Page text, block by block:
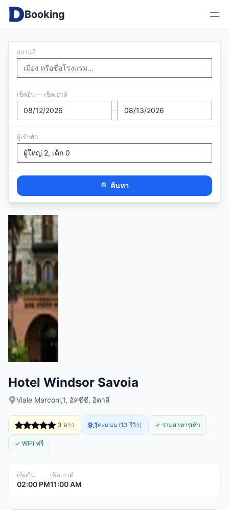
Booking
สถานที่
เช็คอิน — เช็คเอาต์
—
ผู้เข้าพัก
🔍 ค้นหา
Hotel Windsor Savoia
Viale Marconi,1, อัสซีซี, อิตาลี
3 ดาว 9.1คะแนน (13 รีวิว) ✓ รวมอาหารเช้า
✓ WiFi ฟรี
เช็คอิน
02:00 PM
เช็คเอาต์
11:00 AM